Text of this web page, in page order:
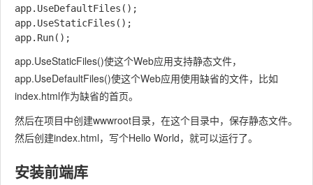
app.UseDefaultFiles();
app.UseStaticFiles();
app.UseStaticFiles()使这个Web应用支持静态文件，
app.UseDefaultFiles()使这个Web应用使用缺省的文件，比如
index.html作为缺省的首页。
然后在项目中创建wwwroot目录，在这个目录中，保存静态文件。
然后创建index.html，写个Hello World，就可以运行了。
安装前端库